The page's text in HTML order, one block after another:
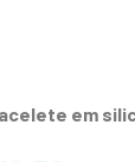
em